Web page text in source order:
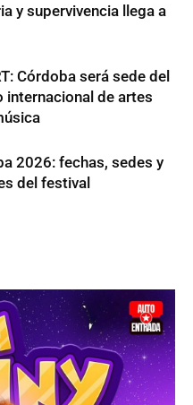
y supervivencia llega a
Córdoba será sede del
internacional de artes
2026: fechas, sedes y
del festival